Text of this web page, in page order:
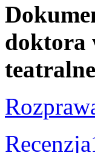
doktora